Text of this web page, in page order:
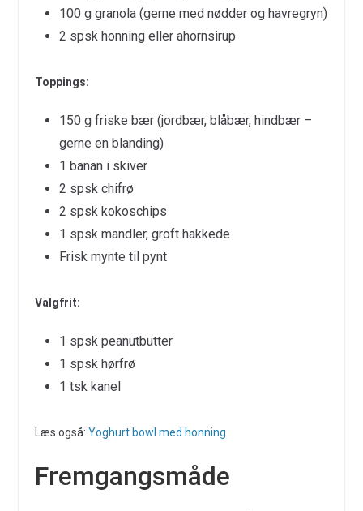
100 g granola (gerne med nødder og havregryn)
2 spsk honning eller ahornsirup
Toppings:
150 g friske bær (jordbær, blåbær, hindbær –
gerne en blanding)
1 banan i skiver
2 spsk chifrø
2 spsk kokoschips
1 spsk mandler, groft hakkede
Frisk mynte til pynt
Valgfrit:
1 spsk peanutbutter
1 spsk hørfrø
1 tsk kanel
Læs også: Yoghurt bowl med honning
Fremgangsmåde